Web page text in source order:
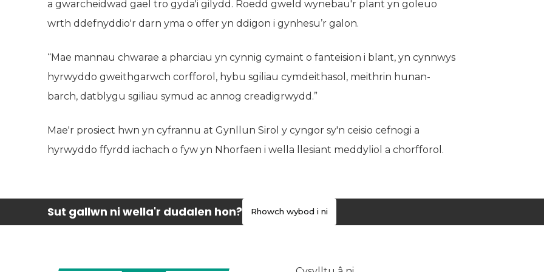
a gwarcheidwad gael tro gyda'i gilydd. Roedd gweld wynebau'r plant yn goleuo
wrth ddefnyddio'r darn yma o offer yn ddigon i gynhesu’r galon.
“Mae mannau chwarae a pharciau yn cynnig cymaint o fanteision i blant, yn cynnwys
hyrwyddo gweithgarwch corfforol, hybu sgiliau cymdeithasol, meithrin hunan-
barch, datblygu sgiliau symud ac annog creadigrwydd.”
Mae'r prosiect hwn yn cyfrannu at Gynllun Sirol y cyngor sy'n ceisio cefnogi a
hyrwyddo ffyrdd iachach o fyw yn Nhorfaen i wella llesiant meddyliol a chorfforol.
Sut gallwn ni wella'r dudalen hon? Rhowch wybod i ni